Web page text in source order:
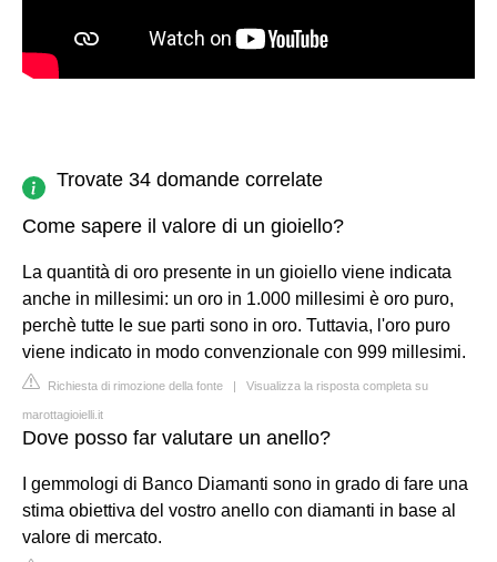
Trovate 34 domande correlate
Come sapere il valore di un gioiello?
La quantità di oro presente in un gioiello viene indicata
anche in millesimi: un oro in 1.000 millesimi è oro puro,
perchè tutte le sue parti sono in oro. Tuttavia, l'oro puro
viene indicato in modo convenzionale con 999 millesimi.
Richiesta di rimozione della fonte | Visualizza la risposta completa su
marottagioielli.it
Dove posso far valutare un anello?
I gemmologi di Banco Diamanti sono in grado di fare una
stima obiettiva del vostro anello con diamanti in base al
valore di mercato.